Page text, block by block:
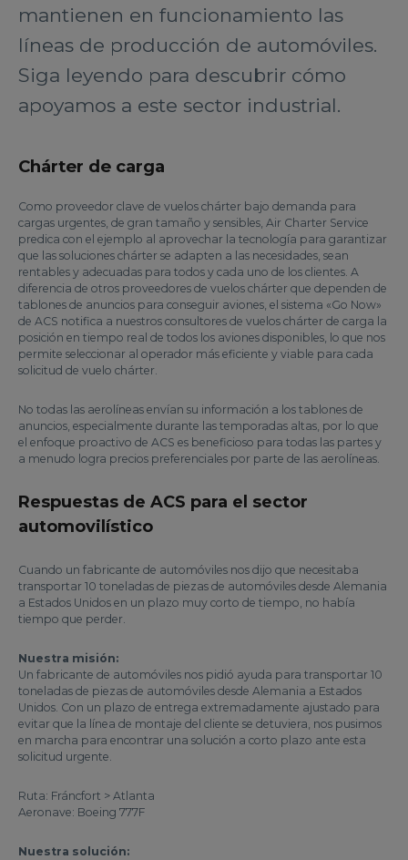
mantienen en funcionamiento las
líneas de producción de automóviles.
Siga leyendo para descubrir cómo
apoyamos a este sector industrial.
Chárter de carga
Como proveedor clave de vuelos chárter bajo demanda para
cargas urgentes, de gran tamaño y sensibles, Air Charter Service
predica con el ejemplo al aprovechar la tecnología para garantizar
que las soluciones chárter se adapten a las necesidades, sean
rentables y adecuadas para todos y cada uno de los clientes. A
diferencia de otros proveedores de vuelos chárter que dependen de
tablones de anuncios para conseguir aviones, el sistema «Go Now»
de ACS notifica a nuestros consultores de vuelos chárter de carga la
posición en tiempo real de todos los aviones disponibles, lo que nos
permite seleccionar al operador más eficiente y viable para cada
solicitud de vuelo chárter.
No todas las aerolíneas envían su información a los tablones de
anuncios, especialmente durante las temporadas altas, por lo que
el enfoque proactivo de ACS es beneficioso para todas las partes y
a menudo logra precios preferenciales por parte de las aerolíneas.
Respuestas de ACS para el sector
automovilístico
Cuando un fabricante de automóviles nos dijo que necesitaba
transportar 10 toneladas de piezas de automóviles desde Alemania
a Estados Unidos en un plazo muy corto de tiempo, no había
tiempo que perder.
Nuestra misión:
Un fabricante de automóviles nos pidió ayuda para transportar 10
toneladas de piezas de automóviles desde Alemania a Estados
Unidos. Con un plazo de entrega extremadamente ajustado para
evitar que la línea de montaje del cliente se detuviera, nos pusimos
en marcha para encontrar una solución a corto plazo ante esta
solicitud urgente.
Ruta: Fráncfort > Atlanta
Aeronave: Boeing 777F
Nuestra solución: